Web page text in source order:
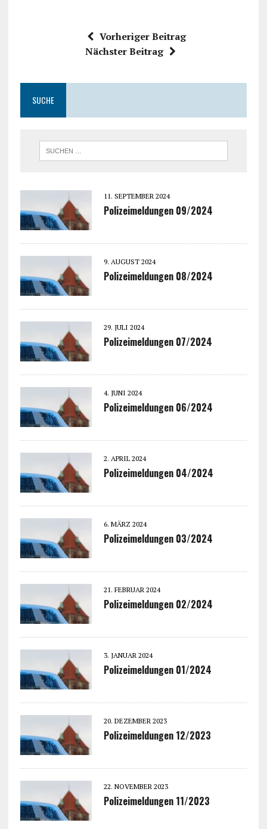
Vorheriger Beitrag
Nächster Beitrag
SUCHE
11. SEPTEMBER 2024
Polizeimeldungen 09/2024
9. AUGUST 2024
Polizeimeldungen 08/2024
29. JULI 2024
Polizeimeldungen 07/2024
4. JUNI 2024
Polizeimeldungen 06/2024
2. APRIL 2024
Polizeimeldungen 04/2024
6. MÄRZ 2024
Polizeimeldungen 03/2024
21. FEBRUAR 2024
Polizeimeldungen 02/2024
3. JANUAR 2024
Polizeimeldungen 01/2024
20. DEZEMBER 2023
Polizeimeldungen 12/2023
22. NOVEMBER 2023
Polizeimeldungen 11/2023